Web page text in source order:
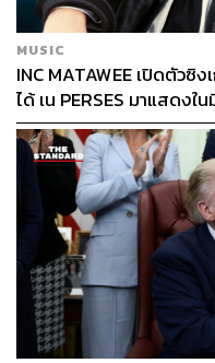
MUSIC
INC MATAWEE เปิดตัวซิ
ได้ เน PERSES มาแสดงใ